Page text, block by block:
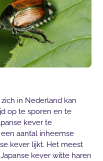
in Nederland kan
op te sporen en te
kever te
aantal inheemse
kever lijkt. Het meest
kever witte haren